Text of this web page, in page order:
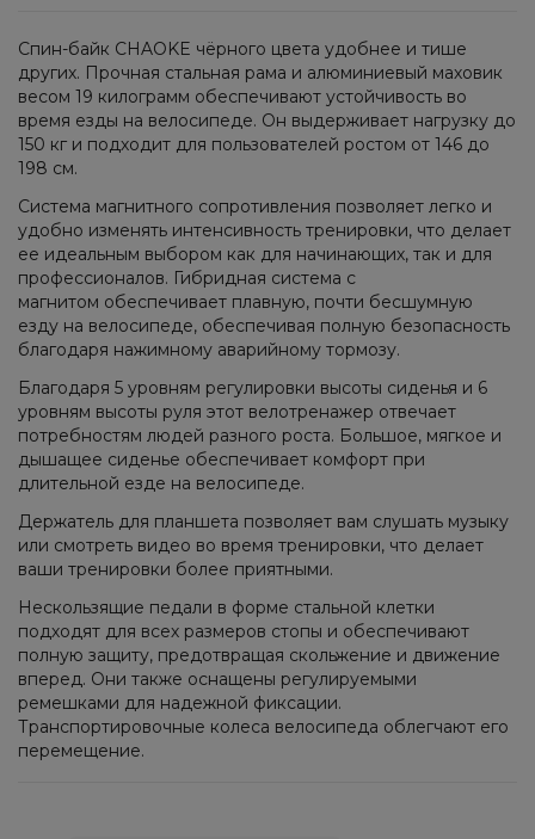
Спин-байк CHAOKE чёрного цвета удобнее и тише
других. Прочная стальная рама и алюминиевый маховик
весом 19 килограмм обеспечивают устойчивость во
время езды на велосипеде. Он выдерживает нагрузку до
150 кг и подходит для пользователей ростом от 146 до
198 см.
Система магнитного сопротивления позволяет легко и
удобно изменять интенсивность тренировки, что делает
ее идеальным выбором как для начинающих, так и для
профессионалов. Гибридная система с
магнитом обеспечивает плавную, почти бесшумную
езду на велосипеде, обеспечивая полную безопасность
благодаря нажимному аварийному тормозу.
Благодаря 5 уровням регулировки высоты сиденья и 6
уровням высоты руля этот велотренажер отвечает
потребностям людей разного роста. Большое, мягкое и
дышащее сиденье обеспечивает комфорт при
длительной езде на велосипеде.
Держатель для планшета позволяет вам слушать музыку
или смотреть видео во время тренировки, что делает
ваши тренировки более приятными.
Нескользящие педали в форме стальной клетки
подходят для всех размеров стопы и обеспечивают
полную защиту, предотвращая скольжение и движение
вперед. Они также оснащены регулируемыми
ремешками для надежной фиксации.
Транспортировочные колеса велосипеда облегчают его
перемещение.